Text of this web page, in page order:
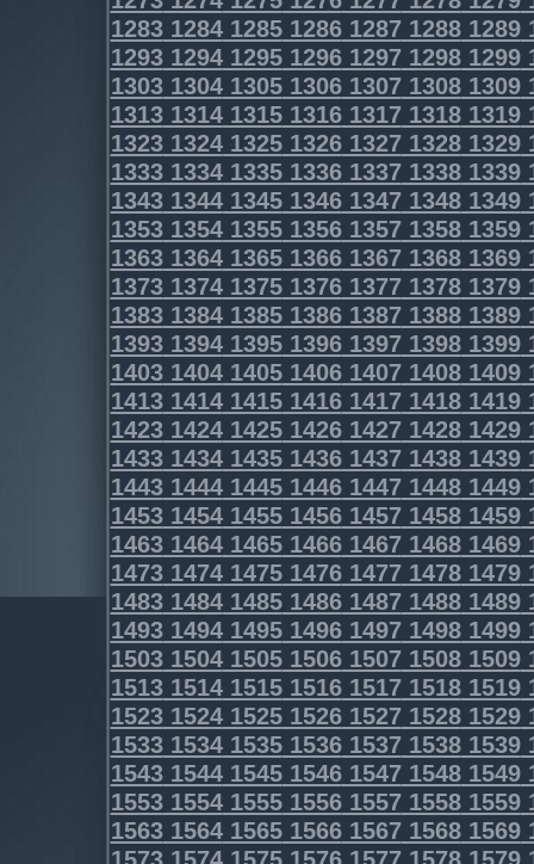
1283128412851286128712881289
1293129412951296129712981299
1303130413051306130713081309
1313131413151316131713181319
1323132413251326132713281329
1333133413351336133713381339
1343134413451346134713481349
1353135413551356135713581359
1363136413651366136713681369
1373137413751376137713781379
1383138413851386138713881389
1393139413951396139713981399
1403140414051406140714081409
1413141414151416141714181419
1423142414251426142714281429
1433143414351436143714381439
1443144414451446144714481449
1453145414551456145714581459
1463146414651466146714681469
1473147414751476147714781479
1483148414851486148714881489
1493149414951496149714981499
1503150415051506150715081509
1513151415151516151715181519
1523152415251526152715281529
1533153415351536153715381539
1543154415451546154715481549
1553155415551556155715581559
1563156415651566156715681569